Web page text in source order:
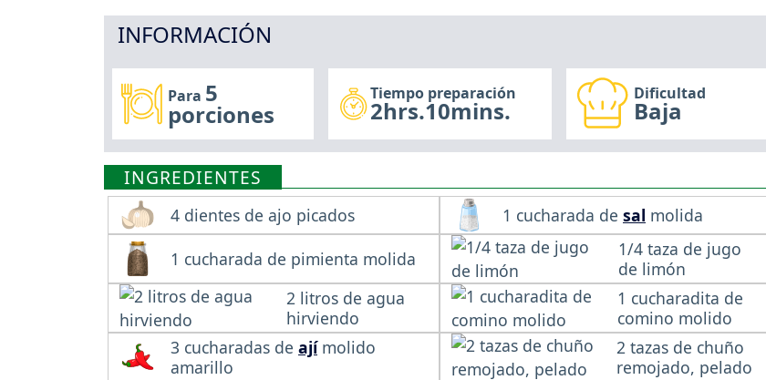
INFORMACIÓN
Para 5
porciones
Tiempo preparación
2hrs.10mins.
Dificultad
Baja
INGREDIENTES
4 dientes de ajo picados 1 cucharada de sal molida
1 cucharada de pimienta molida
1/4 taza de jugo
de limón
2 litros de agua
hirviendo
1 cucharadita de
comino molido
3 cucharadas de ajímolido
amarillo
2 tazas de chuño
remojado, pelado